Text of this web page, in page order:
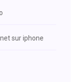
sur iphone